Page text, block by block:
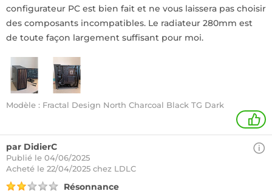
configurateur PC est bien fait et ne vous laissera pas choisir
des composants incompatibles. Le radiateur 280mm est
de toute façon largement suffisant pour moi.
Modèle : Fractal Design North Charcoal Black TG Dark
1
par DidierC
Publié le 04/06/2025
Acheté le 22/04/2025 chez LDLC
Résonnance